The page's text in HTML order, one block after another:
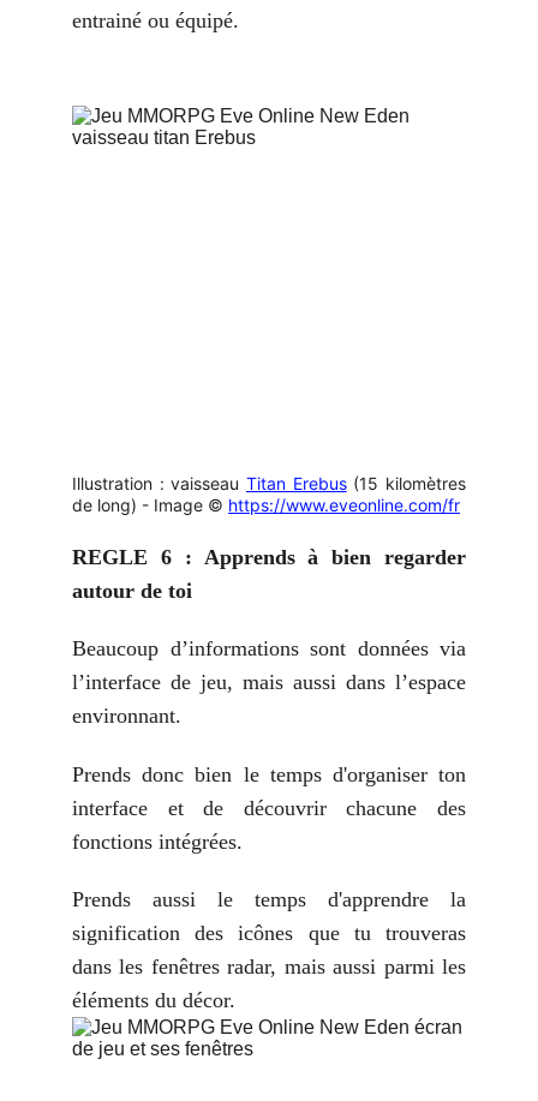
entrainé ou équipé.
Illustration : vaisseau Titan Erebus(15 kilomètres
de long) - Image © https://www.eveonline.com/fr
REGLE 6 : Apprends à bien regarder
autour de toi
Beaucoup d’informations sont données via
l’interface de jeu, mais aussi dans l’espace
environnant.
Prends donc bien le temps d'organiser ton
interface et de découvrir chacune des
fonctions intégrées.
Prends aussi le temps d'apprendre la
signification des icônes que tu trouveras
dans les fenêtres radar, mais aussi parmi les
éléments du décor.